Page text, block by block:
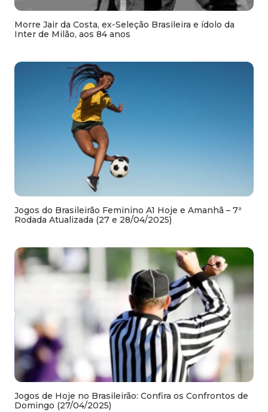
Morre Jair da Costa, ex-Seleção Brasileira e ídolo da
Inter de Milão, aos 84 anos
Jogos do Brasileirão Feminino A1 Hoje e Amanhã – 7ª
Rodada Atualizada (27 e 28/04/2025)
Jogos de Hoje no Brasileirão: Confira os Confrontos de
Domingo (27/04/2025)